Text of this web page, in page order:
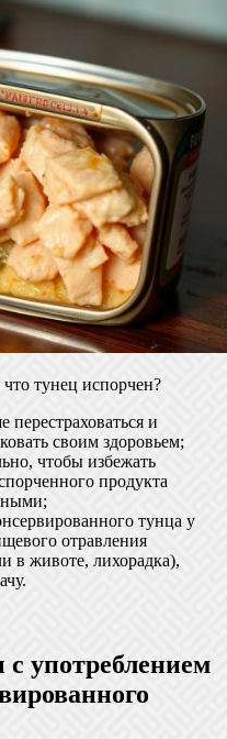
что тунец испорчен?
перестраховаться и
своим здоровьем;
чтобы избежать
продукта
тунца у
отравления
в животе, лихорадка),
употреблением